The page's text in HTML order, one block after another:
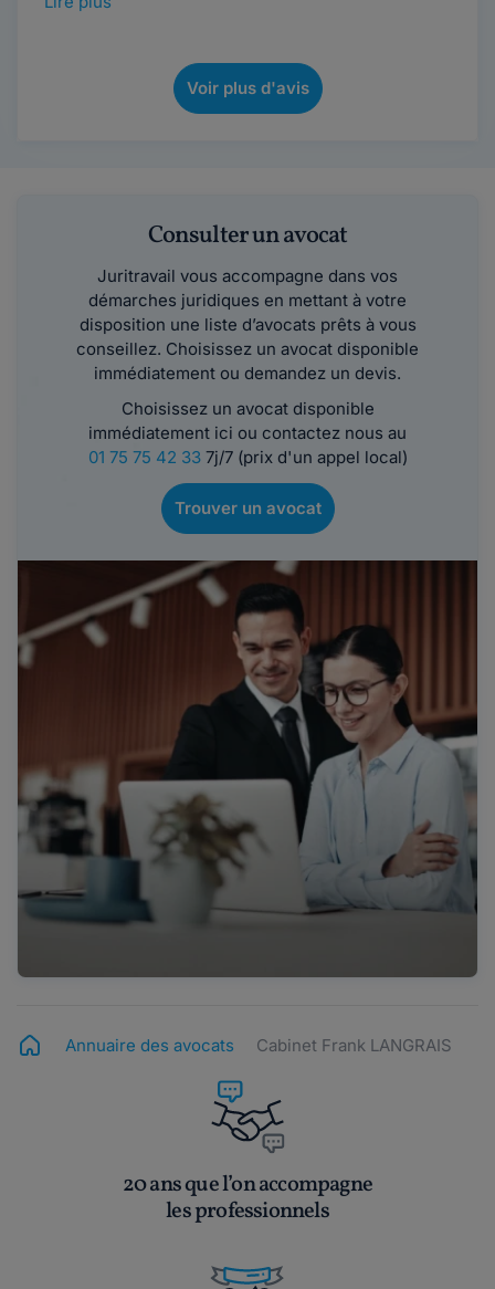
Voir plus d'avis
Consulter un avocat
Juritravail vous accompagne dans vos
démarches juridiques en mettant à votre
disposition une liste d’avocats prêts à vous
conseillez. Choisissez un avocat disponible
immédiatement ou demandez un devis.
Choisissez un avocat disponible
immédiatement ici ou contactez nous au
01 75 75 42 337j/7 (prix d'un appel local)
Trouver un avocat
Annuaire des avocats Cabinet Frank LANGRAIS
20 ans que l’on accompagne
les professionnels